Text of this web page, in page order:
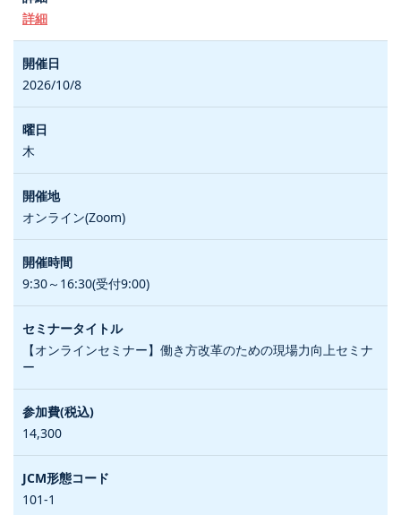
詳細
2026/10/8
木
オンライン(Zoom)
9:30～16:30(受付9:00)
【オンラインセミナー】働き方改革のための現場力向上セミナ
ー
14,300
101-1